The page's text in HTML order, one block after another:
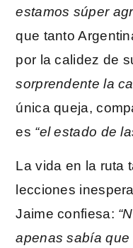
estamos súper
que tanto
por la calidez de
sorprendente la
única queja,
es “el estado de
La vida en la ruta
lecciones
Jaime confiesa:
apenas sabía